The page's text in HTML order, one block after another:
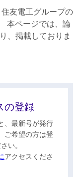
友電工グループの
本ページでは、論
、掲載しておりま
の登録
、最新号が発行
ご希望の方は登
い。
アクセスくださ